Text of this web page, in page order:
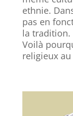
ethnie.
pas en
la tradition.
Voilà
religieux